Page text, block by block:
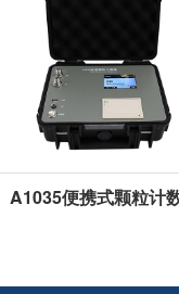
A1035便携式颗粒计